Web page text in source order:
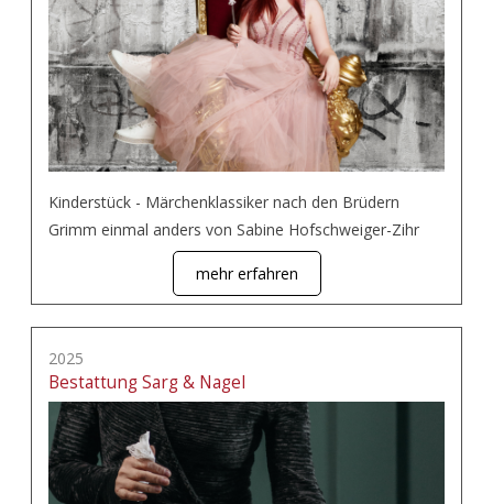
Kinderstück - Märchenklassiker nach den Brüdern
Grimm einmal anders von Sabine Hofschweiger-Zihr
mehr erfahren
2025
Bestattung Sarg & Nagel